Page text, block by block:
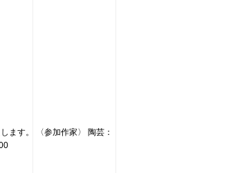
ます。 〈参加作家〉 陶芸：